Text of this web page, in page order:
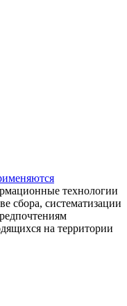
технологии
сбора, систематизации
на территории